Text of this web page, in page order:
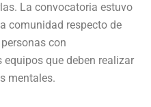
La convocatoria estuvo
comunidad respecto de
con
que deben realizar
mentales.